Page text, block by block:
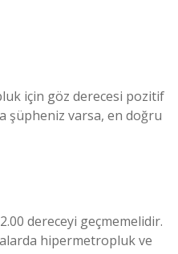
için göz derecesi pozitif
şüpheniz varsa, en doğru
dereceyi geçmemelidir.
hipermetropluk ve